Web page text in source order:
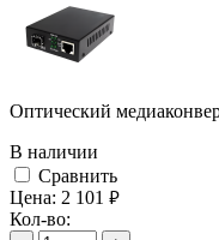
Оптический
В наличии
Cравнить
Цена: 2 101 руб.
Кол-во: